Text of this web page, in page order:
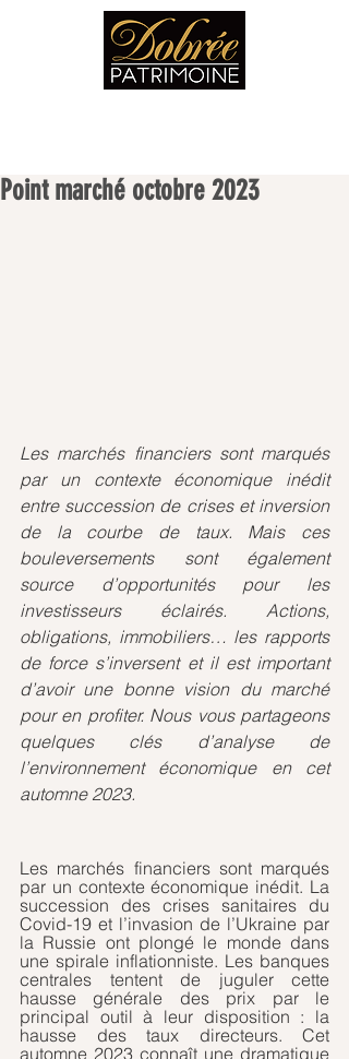
Point marché octobre 2023
Les marchés financiers sont marqués
par un contexte économique inédit
entre succession de crises et inversion
de la courbe de taux. Mais ces
bouleversements sont également
source d’opportunités pour les
investisseurs éclairés. Actions,
obligations, immobiliers… les rapports
de force s’inversent et il est important
d’avoir une bonne vision du marché
pour en profiter. Nous vous partageons
quelques clés d’analyse de
l’environnement économique en cet
automne 2023.
Les marchés financiers sont marqués
par un contexte économique inédit. La
succession des crises sanitaires du
Covid-19 et l’invasion de l’Ukraine par
la Russie ont plongé le monde dans
une spirale inflationniste. Les banques
centrales tentent de juguler cette
hausse générale des prix par le
principal outil à leur disposition : la
hausse des taux directeurs. Cet
automne 2023 connaît une dramatique